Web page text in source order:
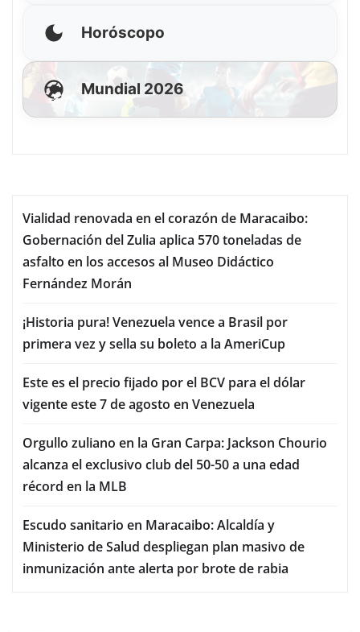
Horóscopo
Mundial 2026
Vialidad renovada en el corazón de Maracaibo:
Gobernación del Zulia aplica 570 toneladas de
asfalto en los accesos al Museo Didáctico
Fernández Morán
¡Historia pura! Venezuela vence a Brasil por
primera vez y sella su boleto a la AmeriCup
Este es el precio fijado por el BCV para el dólar
vigente este 7 de agosto en Venezuela
Orgullo zuliano en la Gran Carpa: Jackson Chourio
alcanza el exclusivo club del 50-50 a una edad
récord en la MLB
Escudo sanitario en Maracaibo: Alcaldía y
Ministerio de Salud despliegan plan masivo de
inmunización ante alerta por brote de rabia